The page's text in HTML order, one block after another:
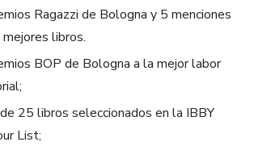
Ragazzi de Bologna y 5 menciones
libros.
BOP de Bologna a la mejor labor
25 libros seleccionados en la IBBY
List;